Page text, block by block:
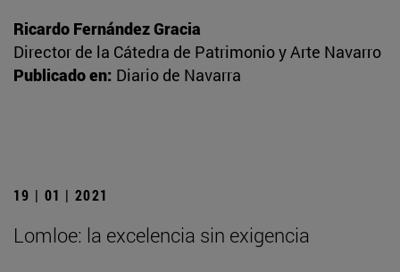
Ricardo Fernández Gracia
Director de la Cátedra de Patrimonio y Arte Navarro
Publicado en: Diario de Navarra
19 | 01 | 2021
Lomloe: la excelencia sin exigencia